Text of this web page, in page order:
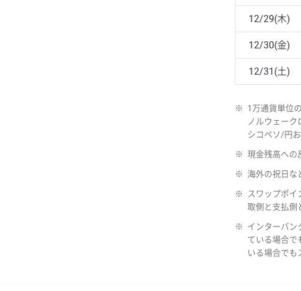
12/29(木)
12/30(金)
12/31(土)
※
1万通貨単位
ノルウェーク
シコペソ/円
※ 現金残高への
※ 海外の祝日な
※
スワップポイ
取側と支払側
※
インターバン
ている場合で
いる場合でも